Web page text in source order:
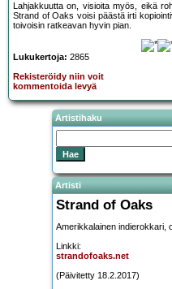
Lahjakkuutta on, visioita myös, eikä
Strand of Oaks voisi päästä irti
toivoisin ratkeavan hyvin pian.
Lukukertoja: 2865
Rekisteröidy niin voit
kommentoida levyä
Artistihaku
Artisti
Strand of Oaks
Amerikkalainen indierokkari,
Linkki:
strandofoaks.net
(Päivitetty 18.2.2017)